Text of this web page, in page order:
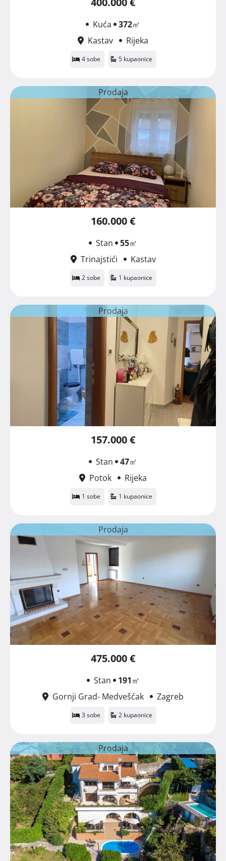
Kuća 372㎡
Kastav
Rijeka
4 sobe 5 kupaonice
Prodaja
160.000 €
Stan 55㎡
Trinajstići
Kastav
2 sobe 1 kupaonice
Prodaja
157.000 €
Stan 47㎡
Potok
Rijeka
1 sobe 1 kupaonice
Prodaja
475.000 €
Stan 191㎡
Gornji Grad- Medvešćak
Zagreb
3 sobe 2 kupaonice
Prodaja